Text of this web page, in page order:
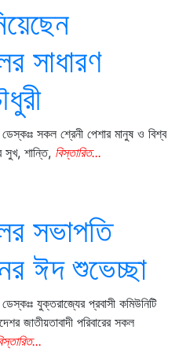
সাধারণ
ডেস্কঃঃ সকল শ্রেনী পেশার মানুষ ও বিশ্ব
সুখ, শান্তি, বিস্তারিত...
সভাপতি
ঈদ শুভেচ্ছা
ডেস্কঃঃ যুক্তরাজ্যের প্রবাসী কমিউনিটি
জাতীয়তাবাদী পরিবারের সকল